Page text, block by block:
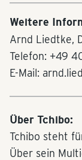
Weitere
Arnd Liedtke,
Telefon: +49
E-Mail:
Über Tchibo:
Tchibo steht
Über sein